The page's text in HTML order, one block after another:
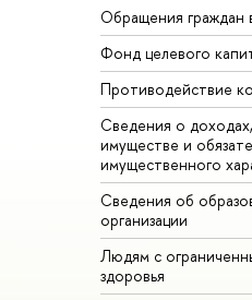
Обращения
Фонд целевого
Противодействие
Сведения о
имуществе и
имущественного
Сведения об
организации
Людям с
здоровья